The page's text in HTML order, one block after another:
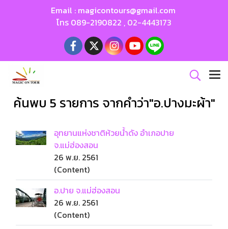
Email : magicontours@gmail.com
โทร 089-2190822 , 02-4443173
ค้นพบ 5 รายการ จากคำว่า"อ.ปางมะผ้า"
อุทยานแห่งชาติห้วยน้ำดัง อำเภอปาย
จ.แม่ฮ่องสอน
26 พ.ย. 2561
(Content)
อ.ปาย จ.แม่ฮ่องสอน
26 พ.ย. 2561
(Content)